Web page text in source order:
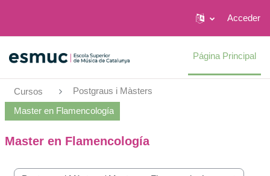
Acceder
Página Principal
Cursos Postgraus i Màsters
Master en Flamencología
Master en Flamencología